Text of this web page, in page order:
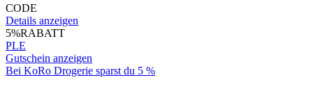
CODE
Details anzeigen
5%RABATT
PLE
Gutschein anzeigen
Bei KoRo Drogerie sparst du 5 %